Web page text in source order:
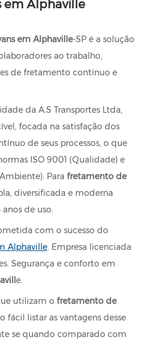
em Alphaville
em Alphaville-SP é a solução
ao trabalho,
de fretamento contínuo e
da A.S Transportes Ltda,
focada na satisfação dos
de seus processos, o que
ISO 9001 (Qualidade) e
Para fretamento de
diversificada e moderna
de uso.
com o sucesso do
Alphaville . Empresa licenciada
Segurança e conforto em
e.
utilizam o fretamento de
fácil listar as vantagens desse
se quando comparado com